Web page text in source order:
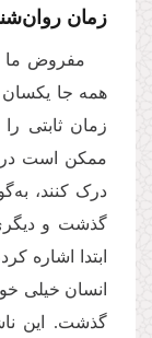
زمان
مفروض ما
همه جا یکسان
زمان ثابتی
ممکن است در
درک کنند،
گذشت و
ابتدا اشاره
انسان خیلی
گذشت. این